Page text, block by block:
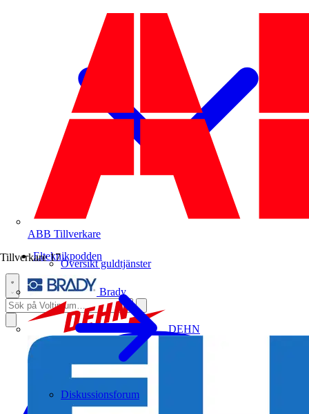
ABB Tillverkare
Tillverkare 17
Brady
DEHN
Översikt guldtjänster
Diskussionsforum
Elteknikpodden